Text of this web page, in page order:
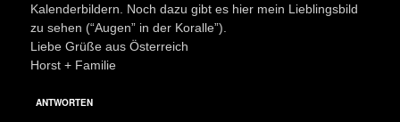
Kalenderbildern. Noch dazu gibt es hier mein Lieblingsbild
zu sehen (“Augen” in der Koralle”).
Liebe Grüße aus Österreich
Horst + Familie
ANTWORTEN